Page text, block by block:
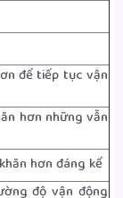
để tiếp tục vận
hơn những vẫn
hơn đáng kể
độ vận động